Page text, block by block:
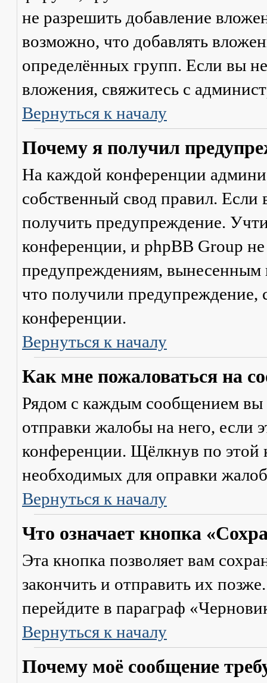
не разрешить добавление
возможно, что добавлять
определённых групп. Если вы
вложения, свяжитесь с
Вернуться к началу
Почему я получил
На каждой конференции
собственный свод правил.
получить предупреждение.
конференции, и phpBB Group
предупреждениям, вынесенным
что получили предупреждение,
конференции.
Вернуться к началу
Как мне пожаловаться на
Рядом с каждым сообщением вы
отправки жалобы на него, если
конференции. Щёлкнув по этой
необходимых для оправки
Вернуться к началу
Что означает кнопка
Эта кнопка позволяет вам
закончить и отправить их
перейдите в параграф
Вернуться к началу
Почему моё сообщение